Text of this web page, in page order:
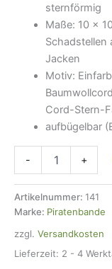
sternförmig
Maße: 10 ×
Schadstellen
Jacken
Motiv:
Cord-Stern-
aufbügelbar
-
Aufnäher,
10
Bügelbild
Cordflicken
+
Artikelnummer: 141
Marke: Piratenbande
zzgl. Versandkosten
Lieferzeit: 2 - 4